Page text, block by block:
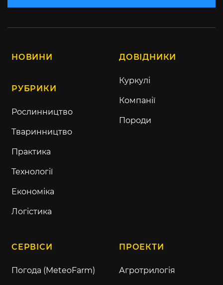
НОВИНИ
РУБРИКИ
Рослинництво
Тваринництво
Практика
Технології
Економіка
Логістика
ДОВІДНИКИ
Куркулі
Компанії
Породи
СЕРВІСИ
Погода (MeteoFarm)
ПРОЕКТИ
Агротрилогія